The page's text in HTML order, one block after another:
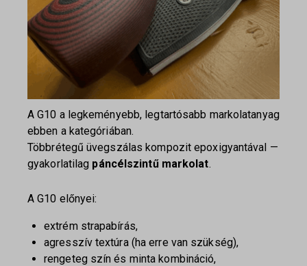
A G10 a legkeményebb, legtartósabb markolatanyag
ebben a kategóriában.
Többrétegű üvegszálas kompozit epoxigyantával —
gyakorlatilag páncélszintű markolat.
A G10 előnyei:
extrém strapabírás,
agresszív textúra (ha erre van szükség),
rengeteg szín és minta kombináció,